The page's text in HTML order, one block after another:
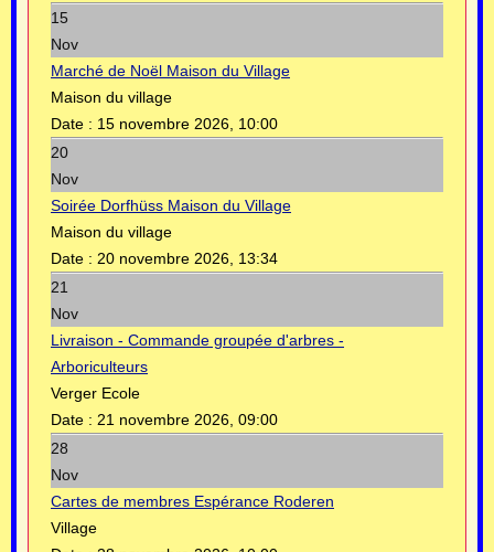
15
Nov
Marché de Noël Maison du Village
Maison du village
Date : 15 novembre 2026, 10:00
20
Nov
Soirée Dorfhüss Maison du Village
Maison du village
Date : 20 novembre 2026, 13:34
21
Nov
Livraison - Commande groupée d'arbres -
Arboriculteurs
Verger Ecole
Date : 21 novembre 2026, 09:00
28
Nov
Cartes de membres Espérance Roderen
Village